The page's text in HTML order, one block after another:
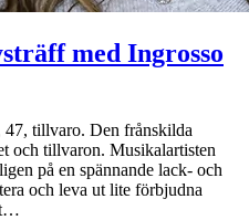
med Ingrosso
tillvaro. Den frånskilda
och tillvaron. Musikalartisten
på en spännande lack- och
och leva ut lite förbjudna